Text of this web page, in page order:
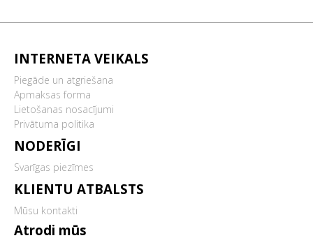
INTERNETA VEIKALS
Piegāde un atgriešana
Apmaksas forma
Lietošanas nosacījumi
Privātuma politika
NODERĪGI
Svarīgas piezīmes
KLIENTU ATBALSTS
Mūsu kontakti
Atrodi mūs